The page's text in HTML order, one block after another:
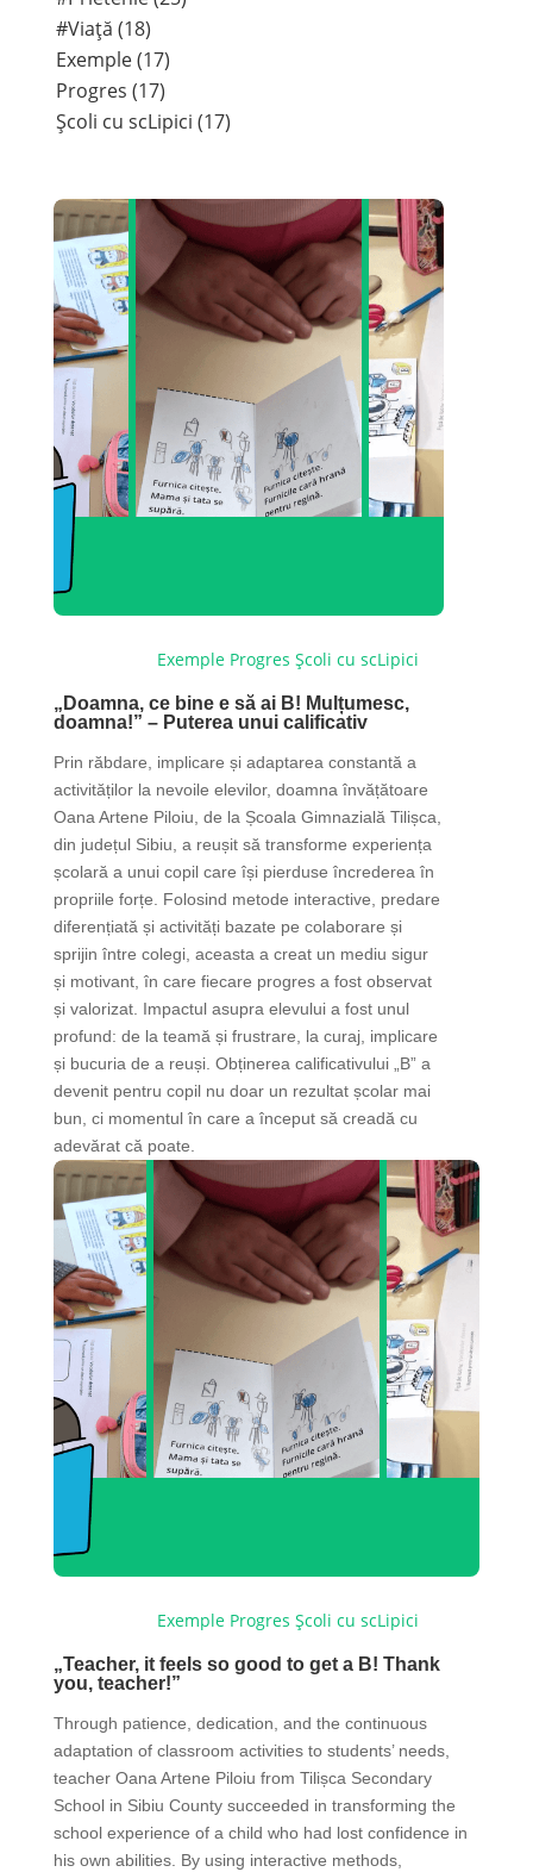
#Viață (18)
Exemple (17)
Progres (17)
Școli cu scLipici (17)
Exemple Progres Școli cu scLipici
„Doamna, ce bine e să ai B! Mulțumesc,
doamna!” – Puterea unui calificativ
Prin răbdare, implicare și adaptarea constantă a
activităților la nevoile elevilor, doamna învățătoare
Oana Artene Piloiu, de la Școala Gimnazială Tilișca,
din județul Sibiu, a reușit să transforme experiența
școlară a unui copil care își pierduse încrederea în
propriile forțe. Folosind metode interactive, predare
diferențiată și activități bazate pe colaborare și
sprijin între colegi, aceasta a creat un mediu sigur
și motivant, în care fiecare progres a fost observat
și valorizat. Impactul asupra elevului a fost unul
profund: de la teamă și frustrare, la curaj, implicare
și bucuria de a reuși. Obținerea calificativului „B” a
devenit pentru copil nu doar un rezultat școlar mai
bun, ci momentul în care a început să creadă cu
adevărat că poate.
Exemple Progres Școli cu scLipici
„Teacher, it feels so good to get a B! Thank
you, teacher!”
Through patience, dedication, and the continuous
adaptation of classroom activities to students’ needs,
teacher Oana Artene Piloiu from Tilișca Secondary
School in Sibiu County succeeded in transforming the
school experience of a child who had lost confidence in
his own abilities. By using interactive methods,